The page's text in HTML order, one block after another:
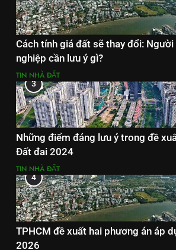
Cách tính giá đất sẽ thay đổi: Người
nghiệp cần lưu ý gì?
TIN NHÀ ĐẤT
3
Những điểm đáng lưu ý trong đề
Đất đai 2024
TIN NHÀ ĐẤT
4
TPHCM đề xuất hai phương án áp
2026